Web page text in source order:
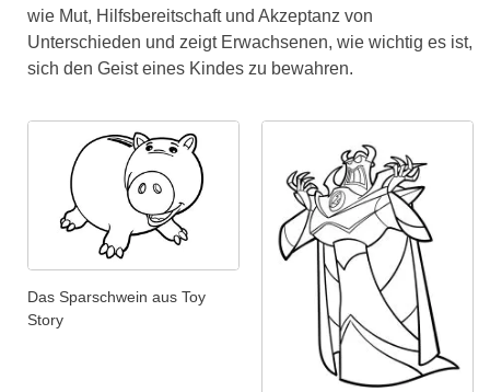
wie Mut, Hilfsbereitschaft und Akzeptanz von
Unterschieden und zeigt Erwachsenen, wie wichtig es ist,
sich den Geist eines Kindes zu bewahren.
Das Sparschwein aus Toy
Story